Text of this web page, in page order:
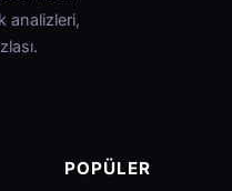
analizleri,
POPÜLER